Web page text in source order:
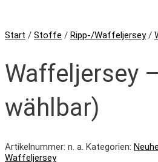
Start / Stoffe / Ripp-/Waffeljersey/
Waffeljersey
wählbar)
Artikelnummer: n. a. Kategorien:
Waffeljersey